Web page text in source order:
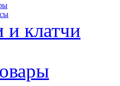
клатчи